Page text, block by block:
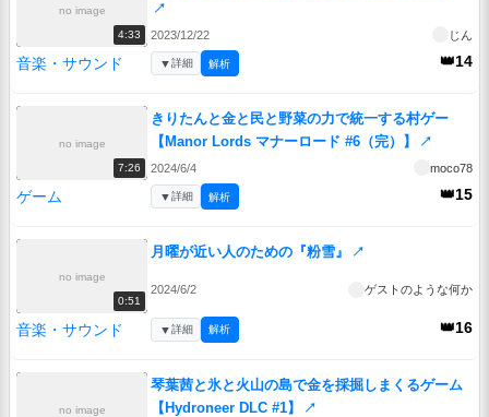
no image
4:33
↗
2023/12/22 じん
音楽・サウンド 👑14
▼詳細 解析
no image
7:26
きりたんと金と民と野菜の力で統一する村ゲー
【Manor Lords マナーロード #6（完）】
↗
2024/6/4 moco78
ゲーム 👑15
▼詳細 解析
no image
0:51
月曜が近い人のための『粉雪』 ↗
2024/6/2 ゲストのような何か
音楽・サウンド 👑16
▼詳細 解析
no image
琴葉茜と氷と火山の島で金を採掘しまくるゲーム
【Hydroneer DLC #1】
↗